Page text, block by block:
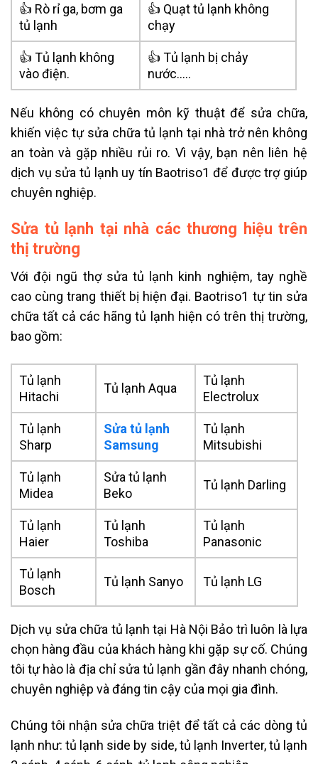
👍 Rò rỉ ga, bơm ga
tủ lạnh
👍 Quạt tủ lạnh không
chạy
👍 Tủ lạnh không
vào điện.
👍 Tủ lạnh bị chảy
nước…..
Nếu không có chuyên môn kỹ thuật để sửa chữa,
khiến việc tự sửa chữa tủ lạnh tại nhà trở nên không
an toàn và gặp nhiều rủi ro. Vì vậy, bạn nên liên hệ
dịch vụ sửa tủ lạnh uy tín Baotriso1 để được trợ giúp
chuyên nghiệp.
Sửa tủ lạnh tại nhà các thương hiệu trên
thị trường
Với đội ngũ thợ sửa tủ lạnh kinh nghiệm, tay nghề
cao cùng trang thiết bị hiện đại. Baotriso1 tự tin sửa
chữa tất cả các hãng tủ lạnh hiện có trên thị trường,
bao gồm:
Tủ lạnh
Hitachi
Tủ lạnh Aqua
Tủ lạnh
Electrolux
Tủ lạnh
Sharp
Sửa tủ lạnh
Samsung
Tủ lạnh
Mitsubishi
Tủ lạnh
Midea
Sửa tủ lạnh
Beko
Tủ lạnh Darling
Tủ lạnh
Haier
Tủ lạnh
Toshiba
Tủ lạnh
Panasonic
Tủ lạnh
Bosch
Tủ lạnh Sanyo Tủ lạnh LG
Dịch vụ sửa chữa tủ lạnh tại Hà Nội Bảo trì luôn là lựa
chọn hàng đầu của khách hàng khi gặp sự cố. Chúng
tôi tự hào là địa chỉ sửa tủ lạnh gần đây nhanh chóng,
chuyên nghiệp và đáng tin cậy của mọi gia đình.
Chúng tôi nhận sửa chữa triệt để tất cả các dòng tủ
lạnh như: tủ lạnh side by side, tủ lạnh Inverter, tủ lạnh